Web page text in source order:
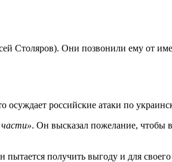
Столяров). Они позвонили ему от
осуждает российские атаки по
части». Он высказал пожелание, чтобы
получить выгоду и для своего